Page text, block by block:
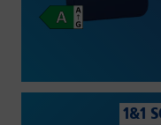
1&1